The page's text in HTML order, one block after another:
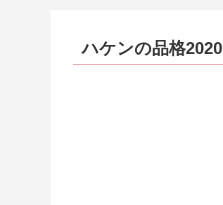
ハケンの品格2020